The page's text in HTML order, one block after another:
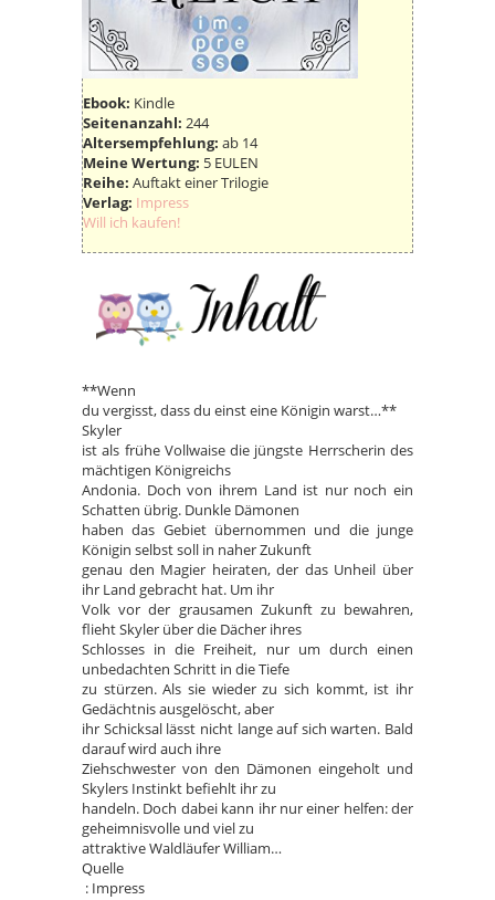
Ebook: Kindle
Seitenanzahl: 244
Altersempfehlung: ab 14
Meine Wertung: 5 EULEN
Reihe: Auftakt einer Trilogie
Verlag: Impress
Will ich kaufen!
**Wenn
du vergisst, dass du einst eine Königin warst…**
Skyler
ist als frühe Vollwaise die jüngste Herrscherin des
mächtigen Königreichs
Andonia. Doch von ihrem Land ist nur noch ein
Schatten übrig. Dunkle Dämonen
haben das Gebiet übernommen und die junge
Königin selbst soll in naher Zukunft
genau den Magier heiraten, der das Unheil über
ihr Land gebracht hat. Um ihr
Volk vor der grausamen Zukunft zu bewahren,
flieht Skyler über die Dächer ihres
Schlosses in die Freiheit, nur um durch einen
unbedachten Schritt in die Tiefe
zu stürzen. Als sie wieder zu sich kommt, ist ihr
Gedächtnis ausgelöscht, aber
ihr Schicksal lässt nicht lange auf sich warten. Bald
darauf wird auch ihre
Ziehschwester von den Dämonen eingeholt und
Skylers Instinkt befiehlt ihr zu
handeln. Doch dabei kann ihr nur einer helfen: der
geheimnisvolle und viel zu
attraktive Waldläufer William…
Quelle
: Impress